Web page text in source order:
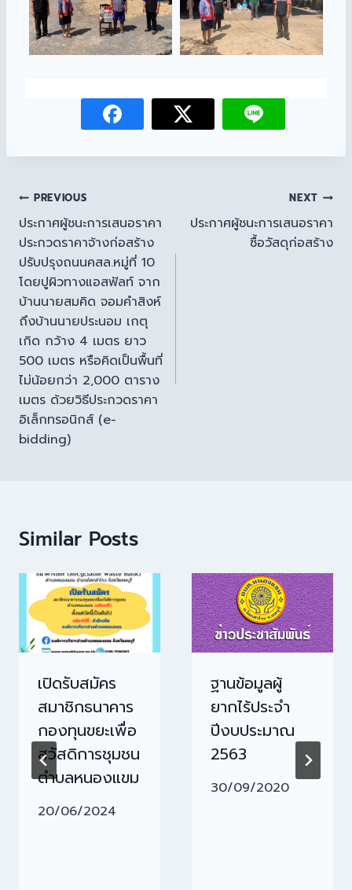
PREVIOUS
ประกาศผู้ชนะการเสนอราคา
ประกวดราคาจ้างก่อสร้าง
ปรับปรุงถนนคสล.หมู่ที่ 10
โดยปูผิวทางแอสฟัลท์ จาก
บ้านนายสมคิด จอมคำสิงห์
ถึงบ้านนายประนอม เกตุ
เกิด กว้าง 4 เมตร ยาว
500 เมตร หรือคิดเป็นพื้นที่
ไม่น้อยกว่า 2,000 ตาราง
เมตร ด้วยวิธีประกวดราคา
อิเล็กทรอนิกส์ (e-
bidding)
NEXT
ประกาศผู้ชนะการเสนอราคา
ซื้อวัสดุก่อสร้าง
Similar Posts
เปิดรับสมัคร
สมาชิกธนาคาร
กองทุนขยะเพื่อ
สวัสดิการชุมชน
ตำบลหนองแขม
20/06/2024
ฐานข้อมูลผู้
ยากไร้ประจำ
ปีงบประมาณ
2563
30/09/2020